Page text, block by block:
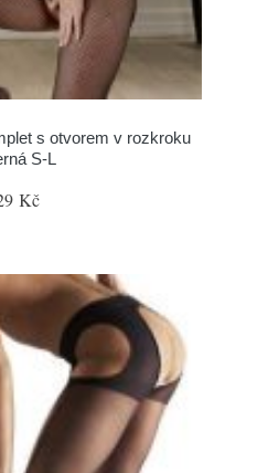
s otvorem v rozkroku
S-L
Kč